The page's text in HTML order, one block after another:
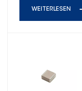
WEITERLESEN